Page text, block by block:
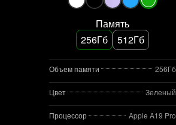
Память
256Гб
512Гб
Объем памяти 256Гб
Цвет Зеленый
Процессор Apple A19 Pro